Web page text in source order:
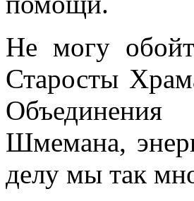
Не могу
Старосты
Шмемана,
делу мы так